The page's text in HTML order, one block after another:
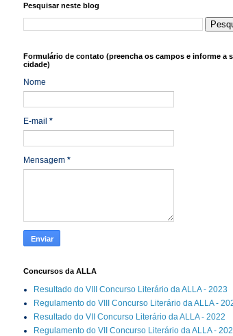
Pesquisar neste blog
Formulário de contato (preencha os campos e informe a
cidade)
Nome
E-mail *
Mensagem *
Concursos da ALLA
Resultado do VIII Concurso Literário da ALLA - 2023
Regulamento do VIII Concurso Literário da ALLA -
Resultado do VII Concurso Literário da ALLA - 2022
Regulamento do VII Concurso Literário da ALLA -